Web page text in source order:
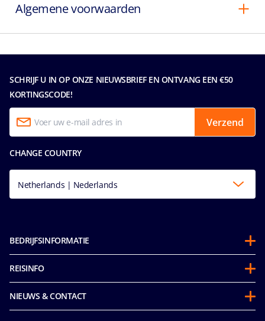
Algemene voorwaarden
SCHRIJF U IN OP ONZE NIEUWSBRIEF EN ONTVANG EEN €50
KORTINGSCODE!
Verzend
CHANGE COUNTRY
Netherlands | Nederlands
BEDRIJFSINFORMATIE
Over ons
Partnerschappen
Duurzaamheid
Integriteit & Naleving
REISINFO
Gedragscode voor passagiers
Future Cruise Credits & Boordtegoed
NIEUWS & CONTACT